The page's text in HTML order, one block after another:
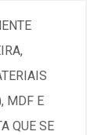
MDF E
QUE SE